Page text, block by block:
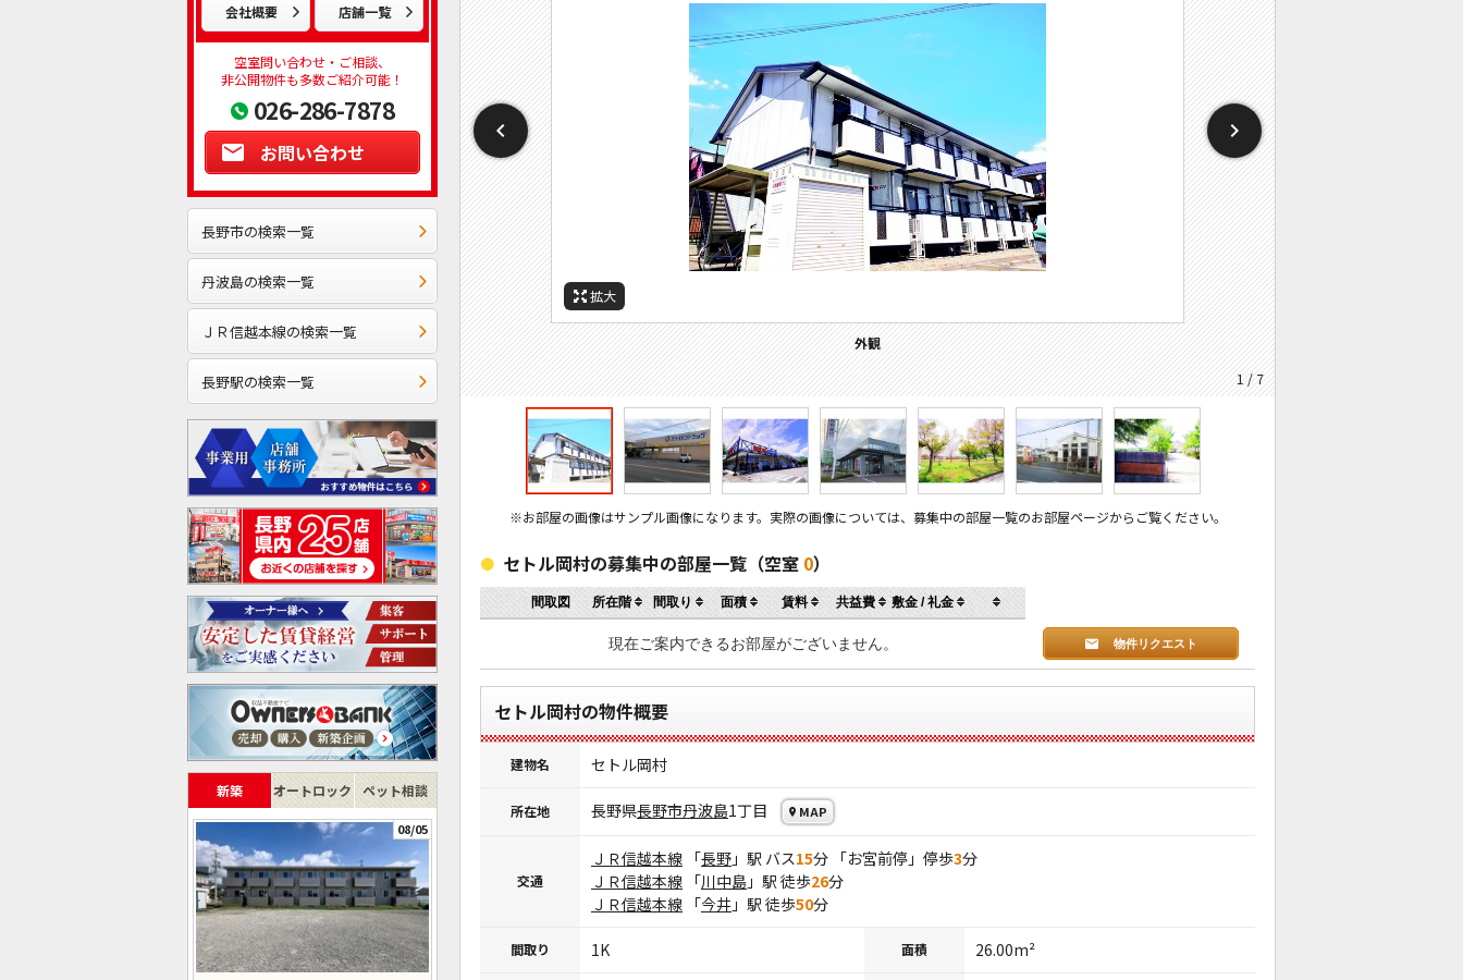
会社概要 店舗一覧
空室問い合わせ・ご相談、
非公開物件も多数ご紹介可能！
026-286-7878
お問い合わせ
長野市の検索一覧
丹波島の検索一覧
ＪＲ信越本線の検索一覧
長野駅の検索一覧
新築 オートロック ペット相談
08/05
拡大
外観
1 / 7
拡大
周辺施設：ドラックストア
拡大
周辺施設：スーパー
拡大
周辺施設：銀行
拡大
周辺施設：公園
拡大
周辺施設：郵便局
拡大
周辺施設：小学校
※お部屋の画像はサンプル画像になります。実際の画像については、募集中の部屋一覧のお部屋ページからご覧ください。
セトル岡村の募集中の部屋一覧（空室 0）
間取図 所在階 間取り 面積 賃料 共益費 敷金 / 礼金
現在ご案内できるお部屋がございません。 物件リクエスト
セトル岡村の物件概要
建物名 セトル岡村
所在地 長野県長野市丹波島1丁目 MAP
交通
ＪＲ信越本線 「長野 」駅 バス15分 「お宮前停」停歩3分
ＪＲ信越本線 「川中島 」駅 徒歩26分
ＪＲ信越本線 「今井 」駅 徒歩50分
間取り 1K 面積 26.00m²